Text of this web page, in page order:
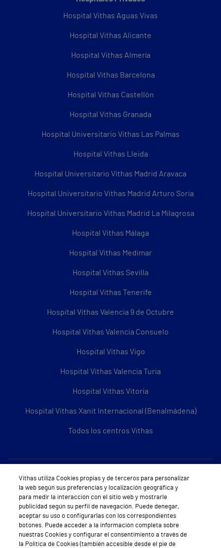
Hospital Vithas Aguas Vivas
Hospital Vithas Alicante
Hospital Vithas Almería
Hospital Vithas Barcelona
Hospital Vithas Castellón
Hospital Vithas Granada
Hospital Universitario Vithas Las Palmas
Hospital Vithas Lleida
Hospital Universitario Vithas Madrid Aravaca
Hospital Universitario Vithas Madrid Arturo Soria
Hospital Universitario Vithas Madrid La Milagrosa
Hospital Vithas Málaga
Hospital Vithas Medimar
Hospital Vithas Sevilla
Hospital Vithas Tenerife
Hospital Vithas Valencia 9 de Octubre
Hospital Vithas Valencia Consuelo
Hospital Vithas Vigo
Hospital Vithas Valencia Turia
Hospital Vithas Vitoria
Hospital Vithas Xanit Internacional (Benalmádena)
Todos los centros Vithas
Sobre Vithas
Quiénes somos
Trabajar en Vithas
Teléfono Cita Médica
Vithas utiliza Cookies propias y de terceros para personalizar
la web según sus preferencias y localización geográfica y
para medir la interacción con el sitio web y mostrarle
publicidad según su perfil de navegación. Puede denegar,
aceptar su uso o configurarlas con los correspondientes
botones. Puede acceder a la información completa sobre
nuestras Cookies y configurar el consentimiento a través de
la Política de Cookies (también accesible desde el pie de